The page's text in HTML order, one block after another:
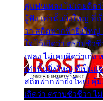
คู่แฟนเพลง ไม่เคยคิด
ผู้ฟัง เท่านั้นยิ่งใหญ่ ที่เ
วา สถิตฟากฟ้ายิ่งใหญ่
ใจ ไว้เถิดว่า ตราบชั่
เพลง ไม่เคยคิดว่าเก่
เท่านั้นยิ่งใหญ่ ที่เป็นแ
สถิตฟากฟ้ายิ่งใหญ่ คุ้ม
เถิดว่า ตราบชั่วชีวา ไ